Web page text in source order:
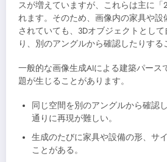
スが増えていますが、これらは主に「
れます。そのため、画像内の家具や
されていても、3Dオブジェクトとし
り、別のアングルから確認したりする
一般的な画像生成AIによる建築パース
題が生じることがあります。
同じ空間を別のアングルから確認
通りに再現が難しい。
生成のたびに家具や設備の形、サ
ことがある。